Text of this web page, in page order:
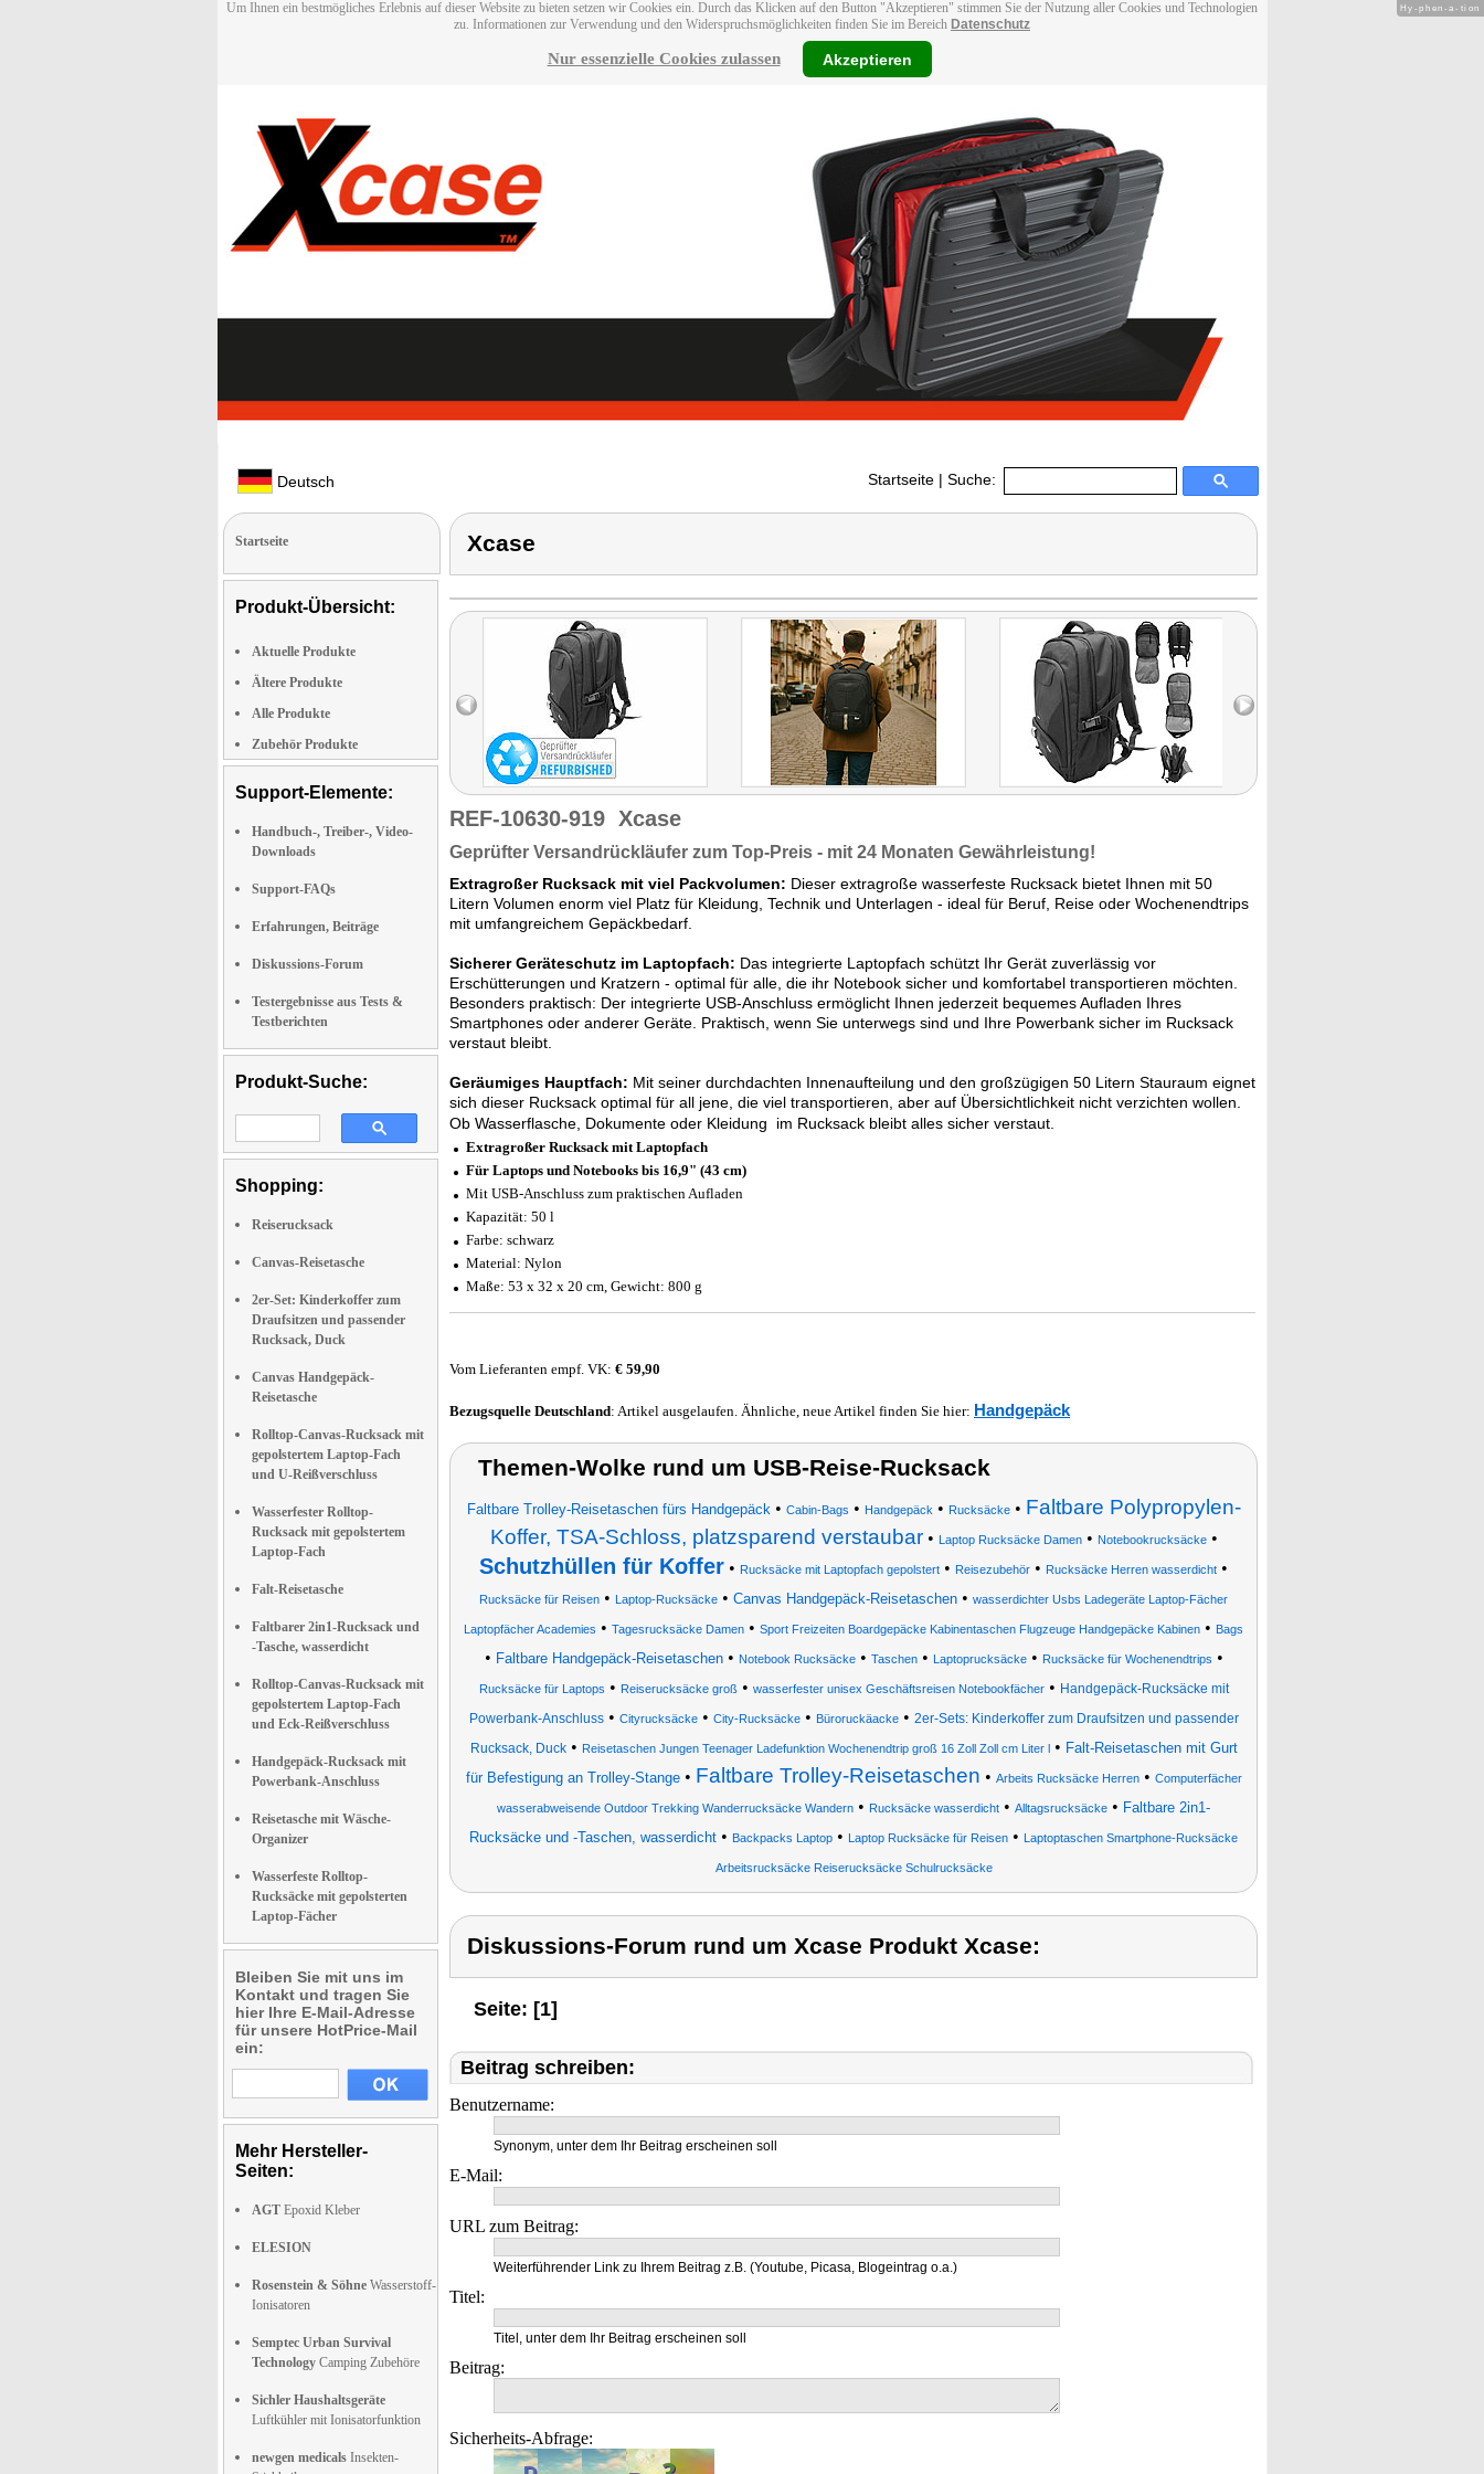
Um Ihnen ein bestmögliches Erlebnis auf dieser Website zu bieten setzen wir Cookies ein. Durch das Klicken auf den Button "Akzeptieren" stimmen Sie der Nutzung aller Cookies und Technologien
zu. Informationen zur Verwendung und den Widerspruchsmöglichkeiten finden Sie im Bereich Datenschutz
Nur essenzielle Cookies zulassen Akzeptieren
Deutsch Startseite | Suche:
Startseite
Produkt-Übersicht:
Aktuelle Produkte
Ältere Produkte
Alle Produkte
Zubehör Produkte
Support-Elemente:
Handbuch-, Treiber-, Video-
Downloads
Support-FAQs
Erfahrungen, Beiträge
Diskussions-Forum
Testergebnisse aus Tests &
Testberichten
Produkt-Suche:
Shopping:
Reiserucksack
Canvas-Reisetasche
2er-Set: Kinderkoffer zum
Draufsitzen und passender
Rucksack, Duck
Canvas Handgepäck-
Reisetasche
Rolltop-Canvas-Rucksack mit
gepolstertem Laptop-Fach
und U-Reißverschluss
Wasserfester Rolltop-
Rucksack mit gepolstertem
Laptop-Fach
Falt-Reisetasche
Faltbarer 2in1-Rucksack und
-Tasche, wasserdicht
Rolltop-Canvas-Rucksack mit
gepolstertem Laptop-Fach
und Eck-Reißverschluss
Handgepäck-Rucksack mit
Powerbank-Anschluss
Reisetasche mit Wäsche-
Organizer
Wasserfeste Rolltop-
Rucksäcke mit gepolsterten
Laptop-Fächer
Bleiben Sie mit uns im
Kontakt und tragen Sie
hier Ihre E-Mail-Adresse
für unsere HotPrice-Mail
ein:
Mehr Hersteller-
Seiten:
AGT Epoxid Kleber
ELESION
Rosenstein & Söhne Wasserstoff-
Ionisatoren
Semptec Urban Survival
Technology Camping Zubehöre
Sichler Haushaltsgeräte
Luftkühler mit Ionisatorfunktion
newgen medicals Insekten-
Xcase
REF-10630-919 Xcase
Geprüfter Versandrückläufer zum Top-Preis - mit 24 Monaten Gewährleistung!
Extragroßer Rucksack mit viel Packvolumen: Dieser extragroße wasserfeste Rucksack bietet Ihnen mit 50
Litern Volumen enorm viel Platz für Kleidung, Technik und Unterlagen - ideal für Beruf, Reise oder Wochenendtrips
mit umfangreichem Gepäckbedarf.
Sicherer Geräteschutz im Laptopfach: Das integrierte Laptopfach schützt Ihr Gerät zuverlässig vor
Erschütterungen und Kratzern - optimal für alle, die ihr Notebook sicher und komfortabel transportieren möchten.
Besonders praktisch: Der integrierte USB-Anschluss ermöglicht Ihnen jederzeit bequemes Aufladen Ihres
Smartphones oder anderer Geräte. Praktisch, wenn Sie unterwegs sind und Ihre Powerbank sicher im Rucksack
verstaut bleibt.
Geräumiges Hauptfach: Mit seiner durchdachten Innenaufteilung und den großzügigen 50 Litern Stauraum eignet
sich dieser Rucksack optimal für all jene, die viel transportieren, aber auf Übersichtlichkeit nicht verzichten wollen.
Ob Wasserflasche, Dokumente oder Kleidung  im Rucksack bleibt alles sicher verstaut.
Extragroßer Rucksack mit Laptopfach
Für Laptops und Notebooks bis 16,9" (43 cm)
Mit USB-Anschluss zum praktischen Aufladen
Kapazität: 50 l
Farbe: schwarz
Material: Nylon
Maße: 53 x 32 x 20 cm, Gewicht: 800 g
Vom Lieferanten empf. VK: € 59,90
Bezugsquelle Deutschland: Artikel ausgelaufen. Ähnliche, neue Artikel finden Sie hier: Handgepäck
Themen-Wolke rund um USB-Reise-Rucksack
Faltbare Trolley-Reisetaschen fürs Handgepäck • Cabin-Bags • Handgepäck • Rucksäcke• Faltbare Polypropylen-
Koffer, TSA-Schloss, platzsparend verstaubar• Laptop Rucksäcke Damen• Notebookrucksäcke•
Schutzhüllen für Koffer • Rucksäcke mit Laptopfach gepolstert • Reisezubehör • Rucksäcke Herren wasserdicht •
Rucksäcke für Reisen • Laptop-Rucksäcke • Canvas Handgepäck-Reisetaschen • wasserdichter Usbs Ladegeräte Laptop-Fächer
Laptopfächer Academies • Tagesrucksäcke Damen • Sport Freizeiten Boardgepäcke Kabinentaschen Flugzeuge Handgepäcke Kabinen • Bags
• Faltbare Handgepäck-Reisetaschen• Notebook Rucksäcke• Taschen• Laptoprucksäcke• Rucksäcke für Wochenendtrips •
Rucksäcke für Laptops • Reiserucksäcke groß• wasserfester unisex Geschäftsreisen Notebookfächer• Handgepäck-Rucksäcke mit
Powerbank-Anschluss• Cityrucksäcke• City-Rucksäcke• Büroruckäacke• 2er-Sets: Kinderkoffer zum Draufsitzen und passender
Rucksack, Duck• Reisetaschen Jungen Teenager Ladefunktion Wochenendtrip groß 16 Zoll Zoll cm Liter l• Falt-Reisetaschen mit Gurt
für Befestigung an Trolley-Stange• Faltbare Trolley-Reisetaschen • Arbeits Rucksäcke Herren• Computerfächer
wasserabweisende Outdoor Trekking Wanderrucksäcke Wandern • Rucksäcke wasserdicht • Alltagsrucksäcke • Faltbare 2in1-
Rucksäcke und -Taschen, wasserdicht • Backpacks Laptop • Laptop Rucksäcke für Reisen • Laptoptaschen Smartphone-Rucksäcke
Arbeitsrucksäcke Reiserucksäcke Schulrucksäcke
Diskussions-Forum rund um Xcase Produkt Xcase:
Seite: [1]
Beitrag schreiben:
Benutzername:
Synonym, unter dem Ihr Beitrag erscheinen soll
E-Mail:
URL zum Beitrag:
Weiterführender Link zu Ihrem Beitrag z.B. (Youtube, Picasa, Blogeintrag o.a.)
Titel:
Titel, unter dem Ihr Beitrag erscheinen soll
Beitrag:
Sicherheits-Abfrage:
Hy-phen-a-tion